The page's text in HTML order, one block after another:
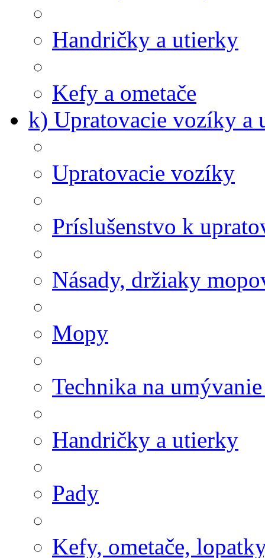
Handričky a utierky
Kefy a ometače
k) Upratovacie vozíky a
Upratovacie vozíky
Príslušenstvo k
Násady, držiaky
Mopy
Technika na
Handričky a utierky
Pady
Kefy, ometače,